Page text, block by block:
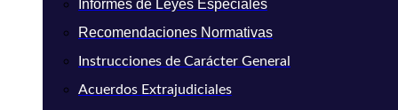
Informes de Leyes Especiales
Recomendaciones Normativas
Instrucciones de Carácter General
Acuerdos Extrajudiciales